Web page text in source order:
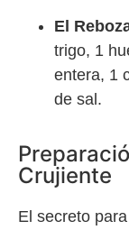
El
trigo, 1
entera, 1
de sal.
Crujiente
El secreto